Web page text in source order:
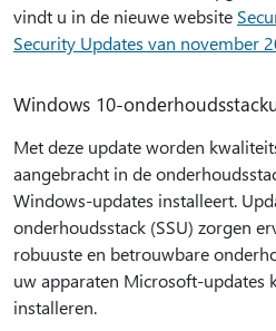
vindt u in de nieuwe website
Security Updates van november
Windows 10-
Met deze update worden
aangebracht in de
Windows-updates installeert.
onderhoudsstack (SSU) zorgen
robuuste en betrouwbare
uw apparaten Microsoft-updates
installeren.